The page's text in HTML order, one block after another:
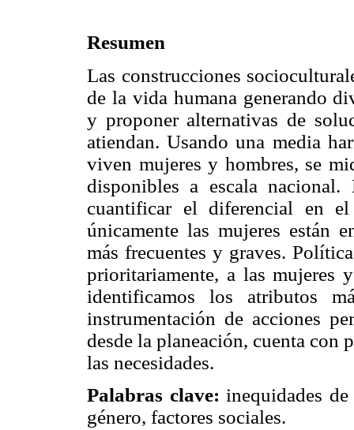
Resumen
Las construcciones
de la vida humana generando
y proponer alternativas de
atiendan. Usando una media
viven mujeres y hombres, se
disponibles a escala
cuantificar el diferencial en
únicamente las mujeres están
más frecuentes y graves.
prioritariamente, a las mujeres
identificamos los atributos
instrumentación de acciones
desde la planeación, cuenta con
las necesidades.
Palabras clave: inequidades
género, factores sociales.